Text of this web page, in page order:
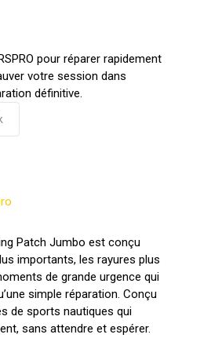
pour réparer rapidement
votre session dans
définitive.
Patch Jumbo est conçu
importants, les rayures plus
de grande urgence qui
simple réparation. Conçu
de sports nautiques qui
sans attendre et espérer.